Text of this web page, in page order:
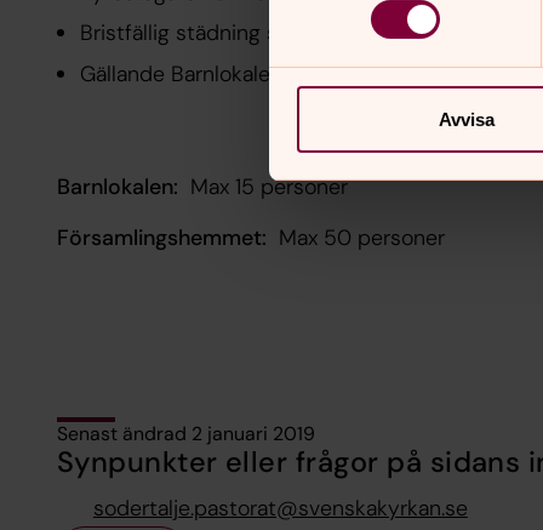
Avvisa
Bristfällig städning som kräver omstädning,
Gällande Barnlokalen: Inga ballonger,
Barnlokalen: Max 15 personer
Församlingshemmet: Max 50 personer
Senast ändrad 2 januari 2019
Synpunkter eller frågor på sidans
sodertalje.pastorat@svenskakyrkan.se